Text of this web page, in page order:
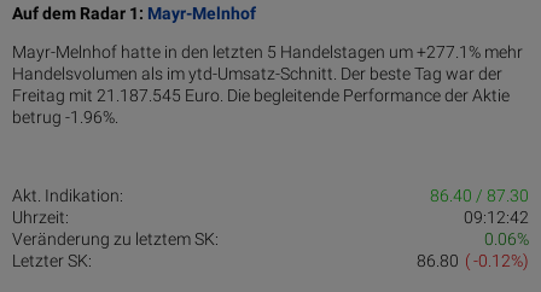
Auf dem Radar 1: Mayr-Melnhof
Mayr-Melnhof hatte in den letzten 5 Handelstagen um +277.1% mehr
Handelsvolumen als im ytd-Umsatz-Schnitt. Der beste Tag war der
Freitag mit 21.187.545 Euro. Die begleitende Performance der Aktie
betrug -1.96%.
Akt. Indikation:
86.40 / 87.30
Uhrzeit:
09:12:42
Veränderung zu letztem SK:
0.06%
Letzter SK:
( -0.12%)
86.80